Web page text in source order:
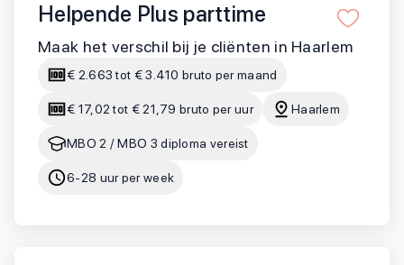
Helpende Plus parttime
Maak het verschil bij je cliënten in Haarlem
€ 2.663 tot € 3.410 bruto per maand
€ 17,02 tot € 21,79 bruto per uur Haarlem
MBO 2 / MBO 3 diploma vereist
6-28 uur per week